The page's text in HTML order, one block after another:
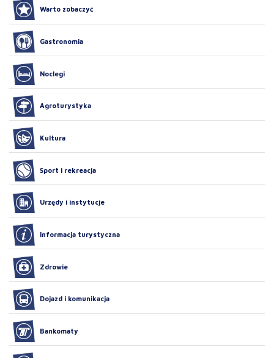
Warto zobaczyć
Gastronomia
Noclegi
Agroturystyka
Kultura
Sport i rekreacja
Urzędy i instytucje
Informacja turystyczna
Zdrowie
Dojazd i komunikacja
Bankomaty